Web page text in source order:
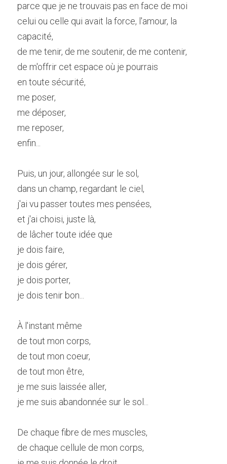
parce que je ne trouvais pas en face de moi
celui ou celle qui avait la force, l'amour, la
capacité,
de me tenir, de me soutenir, de me contenir,
de m'offrir cet espace où je pourrais
en toute sécurité,
me poser,
me déposer,
me reposer,
enfin...
Puis, un jour, allongée sur le sol,
dans un champ, regardant le ciel,
j'ai vu passer toutes mes pensées,
et j'ai choisi, juste là,
de lâcher toute idée que
je dois faire,
je dois gérer,
je dois porter,
je dois tenir bon...
À l'instant même
de tout mon corps,
de tout mon coeur,
de tout mon être,
je me suis laissée aller,
je me suis abandonnée sur le sol...
De chaque fibre de mes muscles,
de chaque cellule de mon corps,